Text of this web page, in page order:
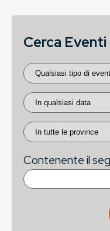
Cerca Eventi
Contenente il